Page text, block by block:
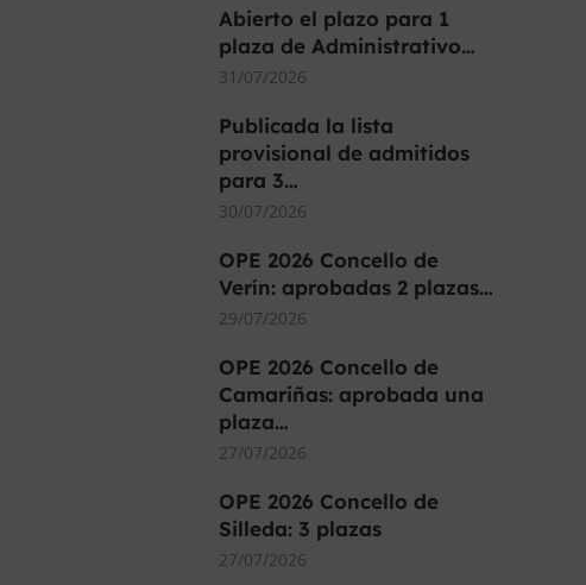
Abierto el plazo para 1
plaza de Administrativo…
31/07/2026
Publicada la lista
provisional de admitidos
para 3…
30/07/2026
OPE 2026 Concello de
Verín: aprobadas 2 plazas…
29/07/2026
OPE 2026 Concello de
Camariñas: aprobada una
plaza…
27/07/2026
OPE 2026 Concello de
Silleda: 3 plazas
27/07/2026